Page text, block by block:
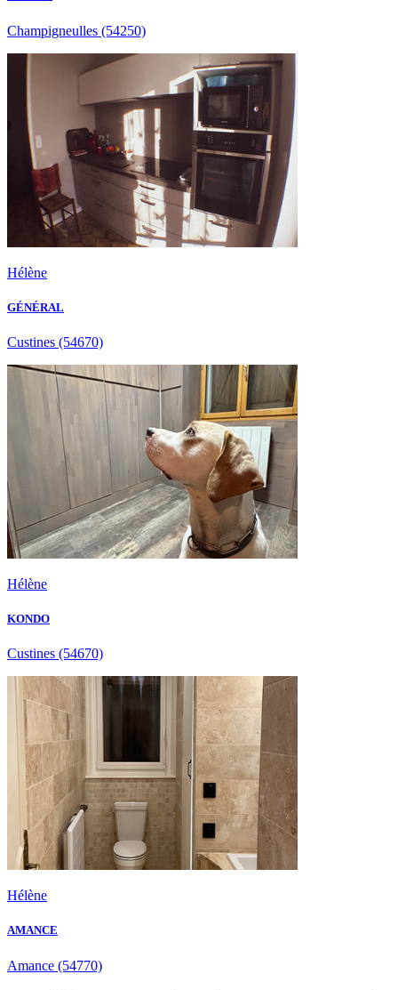
Champigneulles (54250)
Hélène
GÉNÉRAL
Custines (54670)
Hélène
KONDO
Custines (54670)
Hélène
AMANCE
Amance (54770)